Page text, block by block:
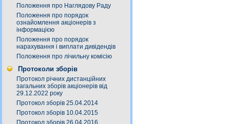
Положення про Наглядову Раду
Положення про порядок
ознайомлення акціонерів з
інформацією
Положення про порядок
нарахування і виплати дивідендів
Положення про лічильну комісію
Протоколи зборів
Протокол річних дистанційних
загальних зборів акціонерів від
29.12.2022 року
Протокол зборів 25.04.2014
Протокол зборів 10.04.2015
Протокол зборів 26.04.2016